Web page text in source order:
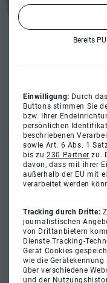
Bereits
Einwilligung: Durch
Buttons stimmen Sie
bzw. Ihrer
persönlichen
beschriebenen
sowie Art. 6 Abs. 1
bis zu230 Partner zu.
davon, dass mit ihrer
außerhalb der EU mit
verarbeitet werden
Tracking durch Dritte:
journalistischen
von Drittanbietern
Dienste Tracking-
Gerät Cookies
wie die
über verschiedene
und der